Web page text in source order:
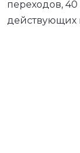
переходов,
действующих